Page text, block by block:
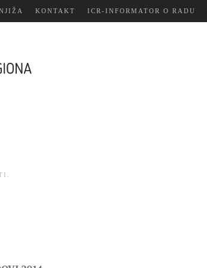
KONTAKT ICR-INFORMATOR O RADU